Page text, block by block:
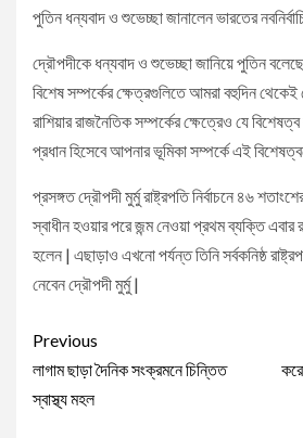
পুতিন ধন্যবাদ ও শুভেচ্ছা জানালেন ভারতের
দ্রৌপদীকে ধন্যবাদ ও শুভেচ্ছা জানিয়ে পুতিন
বিশেষ সম্পর্কের ক্ষেত্রগুলিতে আমরা বহুদিন
রাশিয়ার রাজনৈতিক সম্পর্কের ক্ষেত্রেও যে
প্রধান হিসেবে আপনার ভূমিকা সম্পর্কে এই
প্রসঙ্গত দ্রৌপদী মুর্মু রাষ্ট্রপতি নির্বাচনে ৪৬
স্বাধীন হওয়ার পরে জন্ম নেওয়া প্রথম ব্যক্তি এবার
হলেন | এছাড়াও এখনো পর্যন্ত তিনি সর্বকনিষ্ঠ
নেবেন দ্রৌপদী মুর্মু |
Continue
Reading
Previous
লাগাম ছাড়া দৈনিক সংক্রমনে চিন্তিত
স্বাস্থ্য মহল